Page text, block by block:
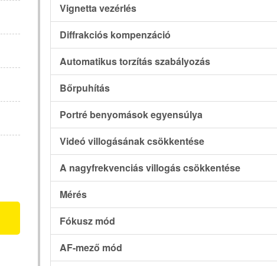
Vignetta vezérlés
Diffrakciós kompenzáció
Automatikus torzítás szabályozás
Bőrpuhítás
Portré benyomások egyensúlya
Videó villogásának csökkentése
A nagyfrekvenciás villogás csökkentése
Mérés
Fókusz mód
AF-mező mód